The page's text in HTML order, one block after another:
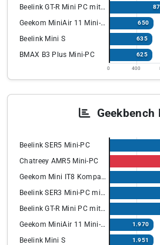
Beelink GT-R Mini PC mit Ryzen Prozessor
Geekom MiniAir 11 Mini-PC 650
Beelink Mini S 635
BMAX B3 Plus Mini-PC 625
0 400
Geekbench
Beelink SER5 Mini-PC
Chatreey AMR5 Mini-PC
Geekom Mini IT8 Kompakt PC
Beelink SER3 Mini-PC mit Ryzen 7
Beelink GT-R Mini PC mit Ryzen Prozessor
Geekom MiniAir 11 Mini-PC 1.970
Beelink Mini S 1.951